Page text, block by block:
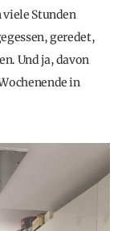
Stunden
geredet,
Und ja, davon
in